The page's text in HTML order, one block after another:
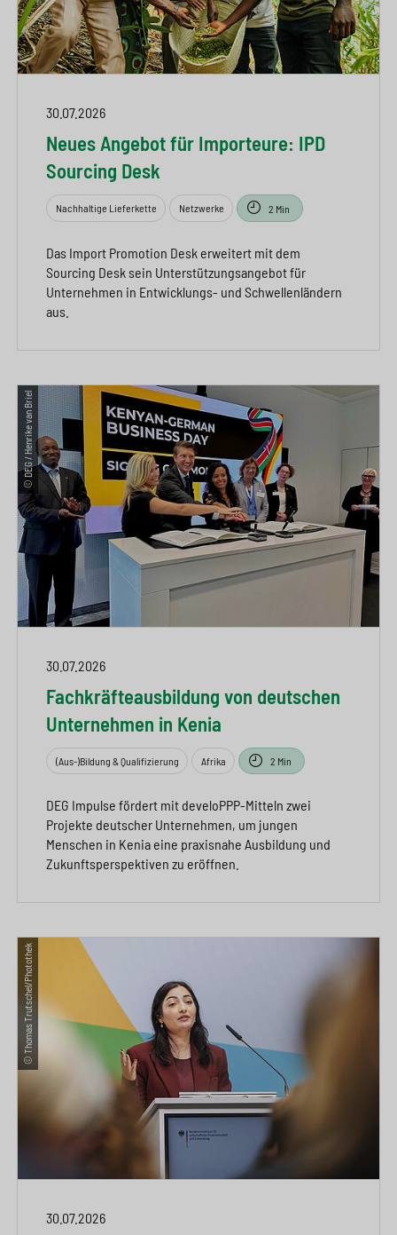
30.07.2026
Neues Angebot für Importeure: IPD
Sourcing Desk
Nachhaltige Lieferkette Netzwerke 2 Min
Das Import Promotion Desk erweitert mit dem
Sourcing Desk sein Unterstützungsangebot für
Unternehmen in Entwicklungs- und Schwellenländern
aus.
© DEG / Henrike van Briel
30.07.2026
Fachkräfteausbildung von deutschen
Unternehmen in Kenia
(Aus-)Bildung & Qualifizierung Afrika 2 Min
DEG Impulse fördert mit develoPPP-Mitteln zwei
Projekte deutscher Unternehmen, um jungen
Menschen in Kenia eine praxisnahe Ausbildung und
Zukunftsperspektiven zu eröffnen.
© Thomas Trutschel/Photothek
30.07.2026